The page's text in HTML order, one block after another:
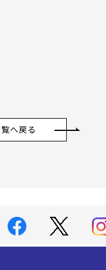
へ戻る